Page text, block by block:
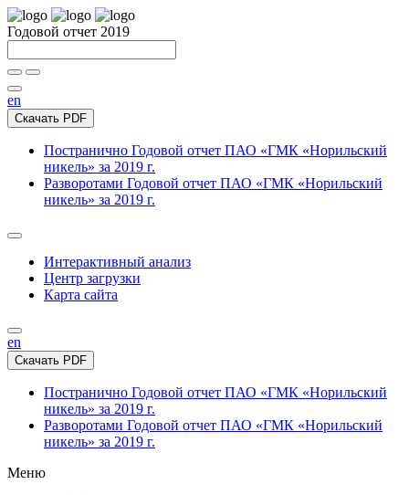
Годовой отчет 2019
en
Скачать PDF
Постранично Годовой отчет ПАО «ГМК «Норильский
никель» за 2019 г.
Разворотами Годовой отчет ПАО «ГМК «Норильский
никель» за 2019 г.
Интерактивный анализ
Центр загрузки
Карта сайта
en
Скачать PDF
Постранично Годовой отчет ПАО «ГМК «Норильский
никель» за 2019 г.
Разворотами Годовой отчет ПАО «ГМК «Норильский
никель» за 2019 г.
Меню